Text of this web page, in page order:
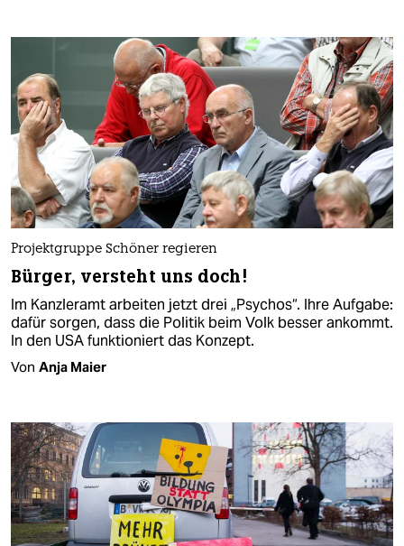
Projektgruppe Schöner regieren
Bürger, versteht uns doch!
Im Kanzleramt arbeiten jetzt drei „Psychos“. Ihre Aufgabe:
dafür sorgen, dass die Politik beim Volk besser ankommt.
In den USA funktioniert das Konzept.
Von Anja Maier